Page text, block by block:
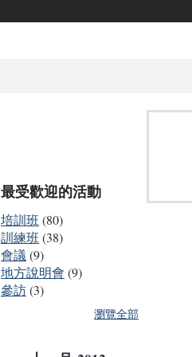
最受歡迎的活動
培訓班 (80)
訓練班 (38)
會議 (9)
地方說明會 (9)
參訪(3)
瀏覽全部